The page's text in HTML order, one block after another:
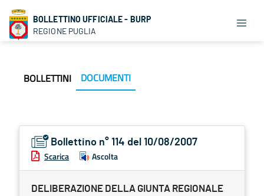
BOLLETTINO UFFICIALE - BURP
REGIONE PUGLIA
BOLLETTINI DOCUMENTI
Bollettino n° 114 del 10/08/2007
Scarica Ascolta
DELIBERAZIONE DELLA GIUNTA REGIONALE